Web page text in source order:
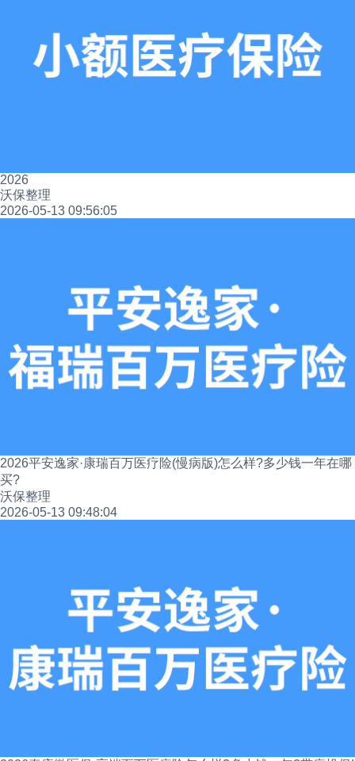
2026
沃保整理
2026-05-13 09:56:05
2026平安逸家·康瑞百万医疗险(慢病版)怎么样?多少钱一年在哪
买?
沃保整理
2026-05-13 09:48:04